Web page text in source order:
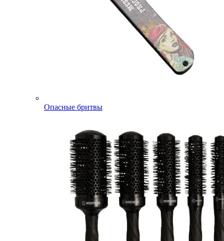
Опасные бритвы